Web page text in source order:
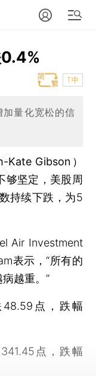
T中
量化宽松的信
Kate Gibson）
够坚定，美股周
持续下跌，为5
Air Investment
表示，“所有的
越重。”
点，跌幅
点，跌幅